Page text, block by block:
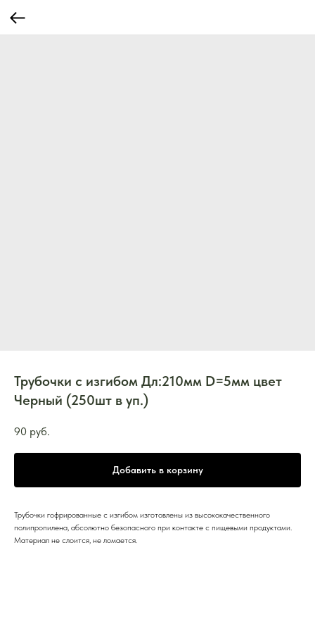
Трубочки c изгибом Дл:210мм D=5мм цвет
Черный (250шт в уп.)
90 руб.
Добавить в корзину
Трубочки гофрированные с изгибом изготовлены из высококачественного
полипропилена, абсолютно безопасного при контакте с пищевыми продуктами.
Материал не слоится, не ломается.